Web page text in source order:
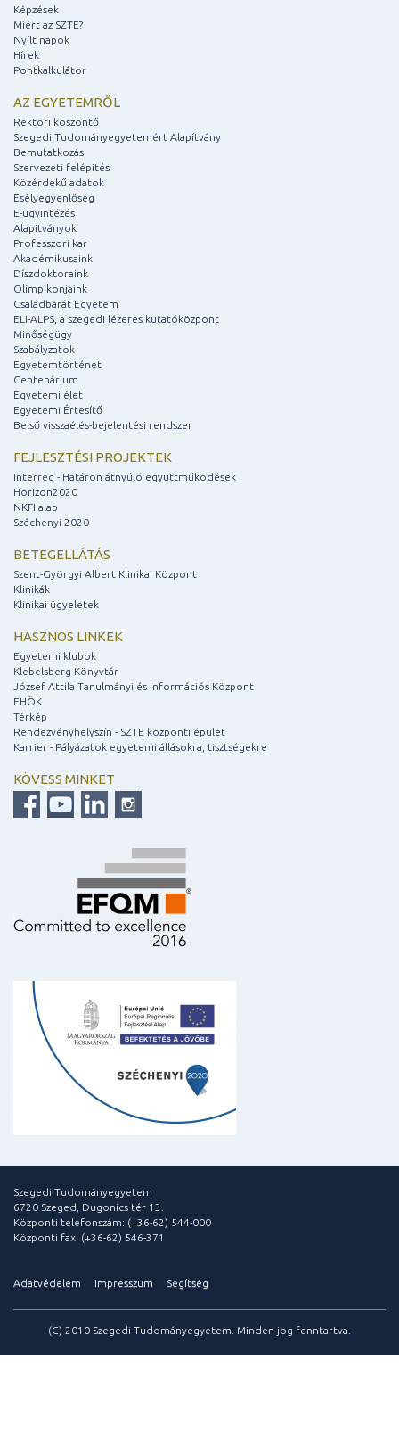
Képzések
Miért az SZTE?
Nyílt napok
Hírek
Pontkalkulátor
AZ EGYETEMRŐL
Rektori köszöntő
Szegedi Tudományegyetemért Alapítvány
Bemutatkozás
Szervezeti felépítés
Közérdekű adatok
Esélyegyenlőség
E-ügyintézés
Alapítványok
Professzori kar
Akadémikusaink
Díszdoktoraink
Olimpikonjaink
Családbarát Egyetem
ELI-ALPS, a szegedi lézeres kutatóközpont
Minőségügy
Szabályzatok
Egyetemtörténet
Centenárium
Egyetemi élet
Egyetemi Értesítő
Belső visszaélés-bejelentési rendszer
FEJLESZTÉSI PROJEKTEK
Interreg - Határon átnyúló együttműködések
Horizon2020
NKFI alap
Széchenyi 2020
BETEGELLÁTÁS
Szent-Györgyi Albert Klinikai Központ
Klinikák
Klinikai ügyeletek
HASZNOS LINKEK
Egyetemi klubok
Klebelsberg Könyvtár
József Attila Tanulmányi és Információs Központ
EHÖK
Térkép
Rendezvényhelyszín - SZTE központi épület
Karrier - Pályázatok egyetemi állásokra, tisztségekre
KÖVESS MINKET
Szegedi Tudományegyetem
6720 Szeged, Dugonics tér 13.
Központi telefonszám: (+36-62) 544-000
Központi fax: (+36-62) 546-371
Adatvédelem Impresszum Segítség
(C) 2010 Szegedi Tudományegyetem. Minden jog fenntartva.